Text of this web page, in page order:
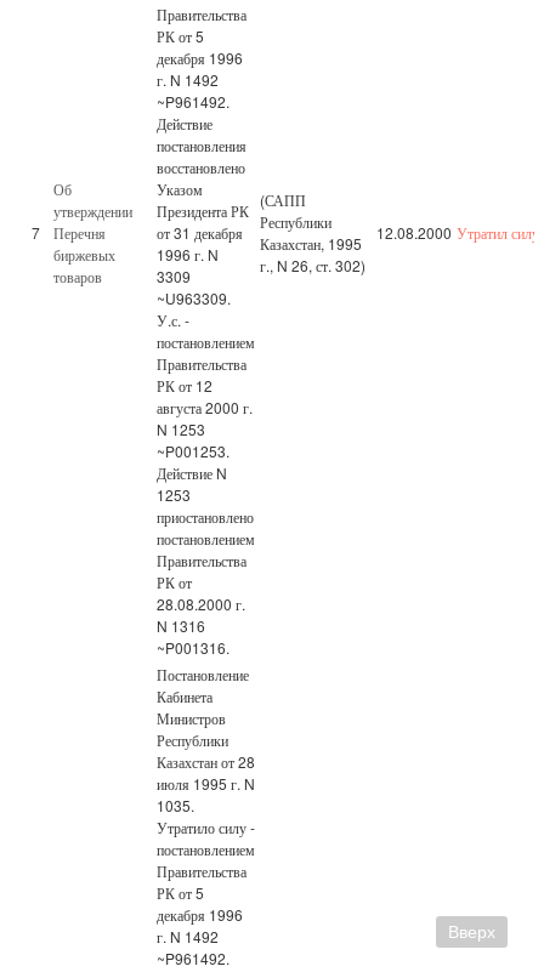
7
Об
утверждении
Перечня
биржевых
товаров
Правительства
РК от 5
декабря 1996
г. N 1492
~P961492.
Действие
постановления
восстановлено
Указом
Президента РК
от 31 декабря
1996 г. N
3309
~U963309.
У.с. -
постановлением
Правительства
РК от 12
августа 2000 г.
N 1253
~P001253.
Действие N
1253
приостановлено
постановлением
Правительства
РК от
28.08.2000 г.
N 1316
~P001316.
(САПП
Республики
Казахстан, 1995
г., N 26, ст. 302)
12.08.2000 Утратил силу
Постановление
Кабинета
Министров
Республики
Казахстан от 28
июля 1995 г. N
1035.
Утратило силу -
постановлением
Правительства
РК от 5
декабря 1996
г. N 1492
~P961492.
Вверх